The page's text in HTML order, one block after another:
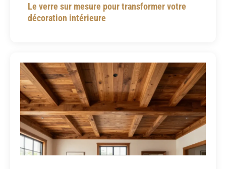
Le verre sur mesure pour transformer votre
décoration intérieure